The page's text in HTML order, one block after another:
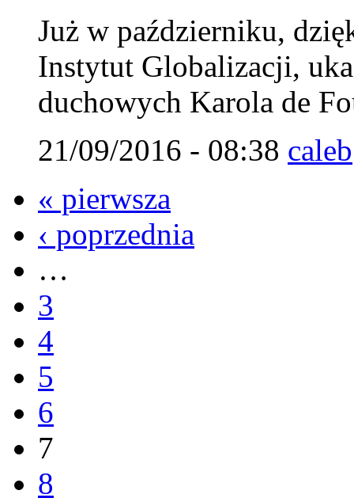
Już w październiku,
Instytut Globalizacji,
duchowych Karola de
21/09/2016 - 08:38 caleb
« pierwsza
‹ poprzednia
…
3
4
5
6
7
8